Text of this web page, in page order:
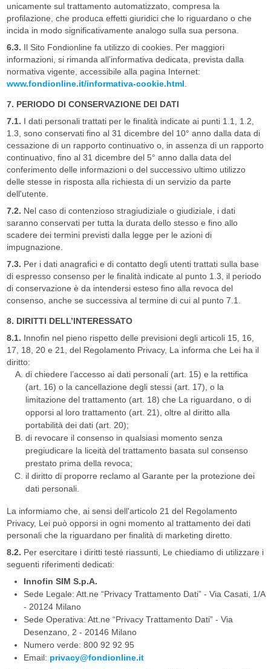
unicamente sul trattamento automatizzato, compresa la
profilazione, che produca effetti giuridici che lo riguardano o che
incida in modo significativamente analogo sulla sua persona.
6.3. Il Sito Fondionline fa utilizzo di cookies. Per maggiori
informazioni, si rimanda all’informativa dedicata, prevista dalla
normativa vigente, accessibile alla pagina Internet:
www.fondionline.it/informativa-cookie.html
7. PERIODO DI CONSERVAZIONE DEI DATI
7.1. I dati personali trattati per le finalità indicate ai punti 1.1, 1.2,
1.3, sono conservati fino al 31 dicembre del 10° anno dalla data di
cessazione di un rapporto continuativo o, in assenza di un rapporto
continuativo, fino al 31 dicembre del 5° anno dalla data del
conferimento delle informazioni o del successivo ultimo utilizzo
delle stesse in risposta alla richiesta di un servizio da parte
dell'utente.
7.2. Nel caso di contenzioso stragiudiziale o giudiziale, i dati
saranno conservati per tutta la durata dello stesso e fino allo
scadere dei termini previsti dalla legge per le azioni di
impugnazione.
7.3. Per i dati anagrafici e di contatto degli utenti trattati sulla base
di espresso consenso per le finalità indicate al punto 1.3, il periodo
di conservazione è da intendersi esteso fino alla revoca del
consenso, anche se successiva al termine di cui al punto 7.1.
8. DIRITTI DELL’INTERESSATO
8.1. Innofin nel pieno rispetto delle previsioni degli articoli 15, 16,
17, 18, 20 e 21, del Regolamento Privacy, La informa che Lei ha il
diritto:
di chiedere l’accesso ai dati personali (art. 15) e la rettifica
(art. 16) o la cancellazione degli stessi (art. 17), o la
limitazione del trattamento (art. 18) che La riguardano, o di
opporsi al loro trattamento (art. 21), oltre al diritto alla
portabilità dei dati (art. 20);
di revocare il consenso in qualsiasi momento senza
pregiudicare la liceità del trattamento basata sul consenso
prestato prima della revoca;
il diritto di proporre reclamo al Garante per la protezione dei
dati personali.
La informiamo che, ai sensi dell'articolo 21 del Regolamento
Privacy, Lei può opporsi in ogni momento al trattamento dei dati
personali che la riguardano per finalità di marketing diretto.
8.2. Per esercitare i diritti testé riassunti, Le chiediamo di utilizzare i
seguenti riferimenti dedicati:
Innofin SIM S.p.A.
Sede Legale: Att.ne “Privacy Trattamento Dati” - Via Casati, 1/A
- 20124 Milano
Sede Operativa: Att.ne “Privacy Trattamento Dati” - Via
Desenzano, 2 - 20146 Milano
Numero verde: 800 92 92 95
Email: privacy@fondionline.it